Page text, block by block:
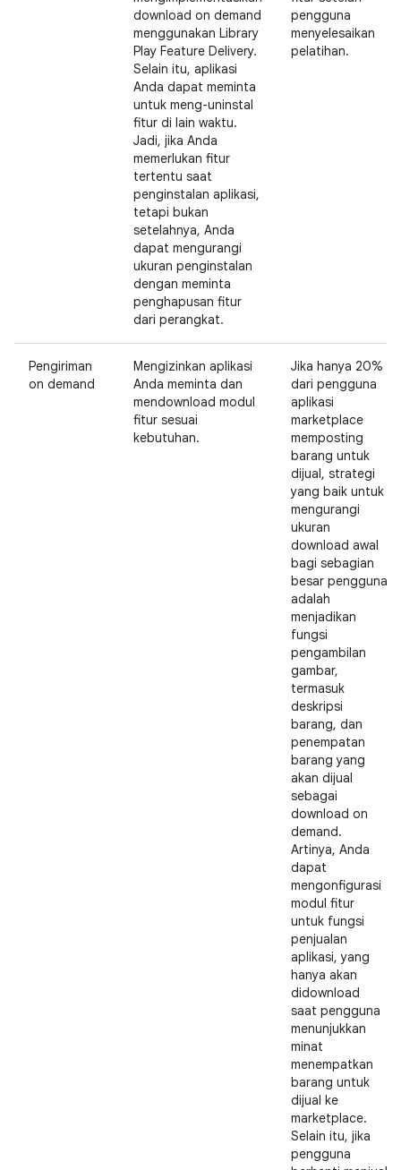
download on demand
menggunakan Library
Play Feature Delivery.
Selain itu, aplikasi
Anda dapat meminta
untuk meng-uninstal
fitur di lain waktu.
Jadi, jika Anda
memerlukan fitur
tertentu saat
penginstalan aplikasi,
tetapi bukan
setelahnya, Anda
dapat mengurangi
ukuran penginstalan
dengan meminta
penghapusan fitur
dari perangkat.
pengguna
menyelesaikan
pelatihan.
Pengiriman
on demand
Mengizinkan aplikasi
Anda meminta dan
mendownload modul
fitur sesuai
kebutuhan.
Jika hanya 20%
dari pengguna
aplikasi
marketplace
memposting
barang untuk
dijual, strategi
yang baik untuk
mengurangi
ukuran
download awal
bagi sebagian
besar pengguna
adalah
menjadikan
fungsi
pengambilan
gambar,
termasuk
deskripsi
barang, dan
penempatan
barang yang
akan dijual
sebagai
download on
demand.
Artinya, Anda
dapat
mengonfigurasi
modul fitur
untuk fungsi
penjualan
aplikasi, yang
hanya akan
didownload
saat pengguna
menunjukkan
minat
menempatkan
barang untuk
dijual ke
marketplace.
Selain itu, jika
pengguna